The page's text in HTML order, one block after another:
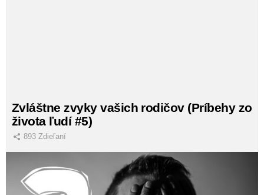
Zvláštne zvyky vašich rodičov (Príbehy zo
života ľudí #5)
893 Zdieľaní